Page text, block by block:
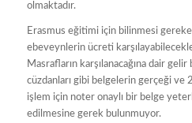
olmaktadır.
Erasmus eğitimi için bilinmesi
ebeveynlerin ücreti
Masrafların karşılanacağına dair gelir
cüzdanları gibi belgelerin gerçeği
işlem için noter onaylı bir belge
edilmesine gerek bulunmuyor.